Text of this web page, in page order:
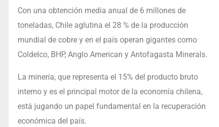
Con una obtención media anual de 6 millones de
toneladas, Chile aglutina el 28 % de la producción
mundial de cobre y en el país operan gigantes como
Coldelco, BHP, Anglo American y Antofagasta Minerals.
La minería, que representa el 15% del producto bruto
interno y es el principal motor de la economía chilena,
está jugando un papel fundamental en la recuperación
económica del país.